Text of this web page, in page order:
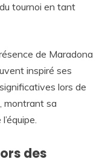
tournoi en tant
de Maradona
inspiré ses
lors de
montrant sa
des